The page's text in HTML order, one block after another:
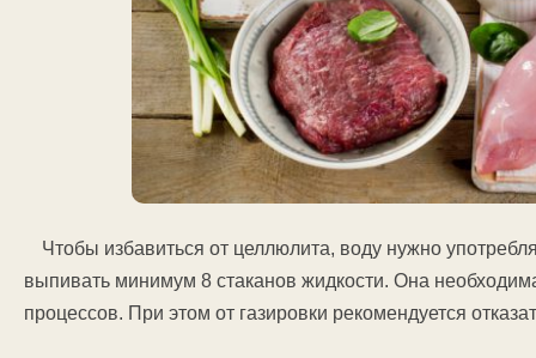
Чтобы избавиться от целлюлита, воду нужно
выпивать минимум 8 стаканов жидкости. Она
процессов. При этом от газировки рекомендуется